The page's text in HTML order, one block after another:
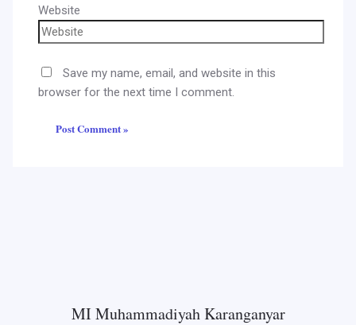
Website
Save my name, email, and website in this
browser for the next time I comment.
MI Muhammadiyah Karanganyar